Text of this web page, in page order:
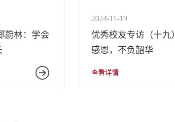
蔚林：学会
2024-11-19
优秀校友专访（十九
感恩，不负韶华
查看详情